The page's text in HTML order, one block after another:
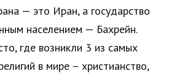
— это Иран, а государство
населением — Бахрейн.
где возникли 3 из самых
в мире – христианство,